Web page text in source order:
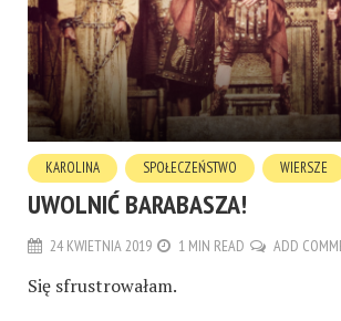
KAROLINA SPOŁECZEŃSTWO WIERSZE
UWOLNIĆ BARABASZA!
24 KWIETNIA 2019 1 MIN READ ADD
Się sfrustrowałam.